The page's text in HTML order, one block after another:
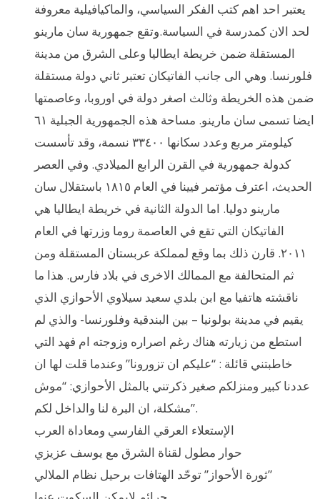
يعتبر احد اهم كتب الفكر السياسي، والماكيافيلية معروفة
لحد الان كمدرسة في السياسة.وتقع جمهورية سان مارينو
المستقلة ضمن خريطة ايطاليا وعلى الشرق من مدينة
فلورنسا. وهي الى جانب الفاتيكان تعتبر ثاني دولة مستقلة
ضمن هذه الخريطة وثالث اصغر دولة في اوروبا، وعاصمتها
ايضا تسمى سان مارينو. مساحة هذه الجمهورية الجبلية ٦١
كيلومتر مربع وعدد سكانها ٣٣٤٠٠ نسمة، وقد تأسست
كدولة جمهورية في القرن الرابع الميلادي. وفي العصر
الحديث، اعترف مؤتمر فيينا في العام ١٨١٥ باستقلال سان
مارينو دوليا. اما الدولة الثانية في خريطة ايطاليا هي
الفاتيكان التي تقع في العاصمة روما وزرتها في العام
٢٠١١. قارن ذلك بما وقع لمملكة عربستان المستقلة ومن
ثم المتحالفة مع الممالك الاخرى في بلاد فارس. هذا ما
ناقشته هاتفيا مع ابن بلدي سعيد سيلاوي الأحوازي الذي
يقيم في مدينة بولونيا – بين البندقية وفلورنسا- والذي لم
استطع من زيارته هناك رغم اصراره وزوجته ام فهد التي
خاطبتني قائلة : “عليكم ان تزورونا” وعندما قلت لها ان
عددنا كبير ومنزلكم صغير ذكرتني بالمثل الأحوازي: “موش
مشكلة، ان البرة لنا والداخل لكم”.
الإستعلاء العرقي الفارسي ومعاداة العرب
حوار مطول لقناة الشرق مع يوسف عزيزي
ثورة الأحواز” توحّد الهتافات برحيل نظام الملالي”